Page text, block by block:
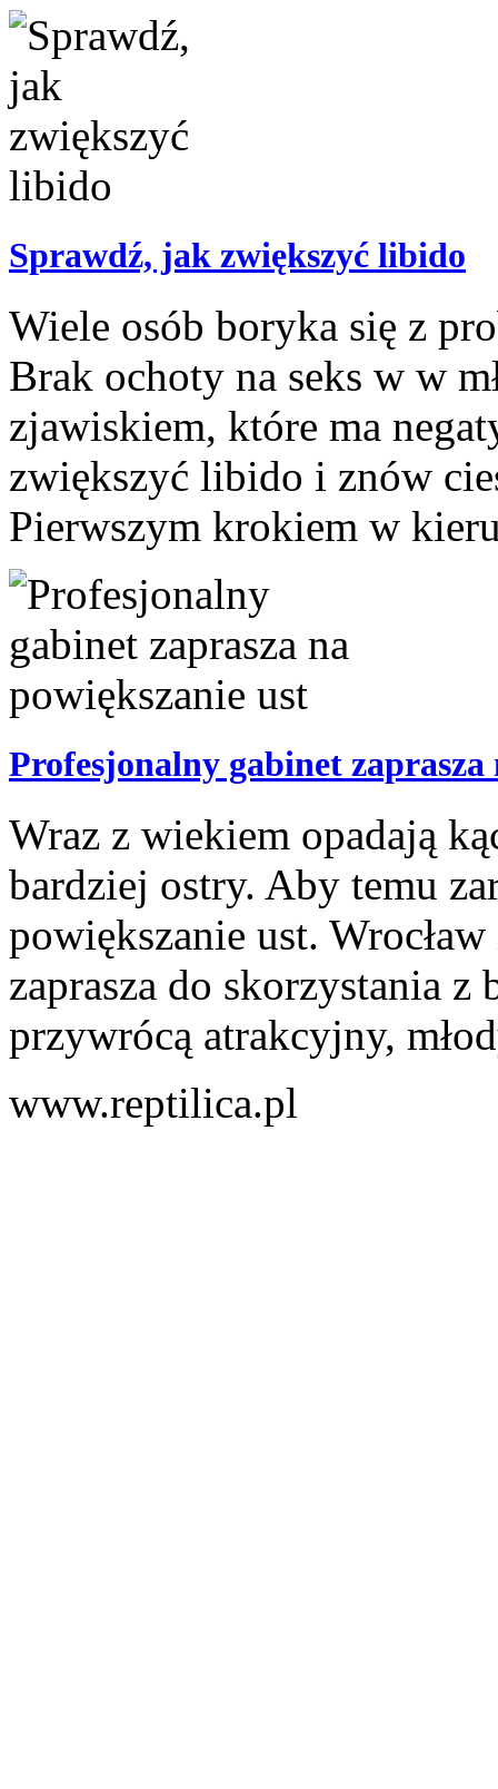
Sprawdź, jak zwiększyć libido
Wiele osób boryka się z
Brak ochoty na seks w w
zjawiskiem, które ma
zwiększyć libido i znów
Pierwszym krokiem w
Profesjonalny gabinet zaprasza
Wraz z wiekiem opadają
bardziej ostry. Aby temu
powiększanie ust.
zaprasza do skorzystania
przywrócą atrakcyjny,
www.reptilica.pl